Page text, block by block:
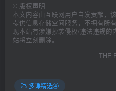
© 版权声明
本文内容由互联网用户自发贡献，
提供信息存储空间服务，不拥有所
现本站有涉嫌抄袭侵权/违法违规
站将立刻删除。
THE
多课精选④